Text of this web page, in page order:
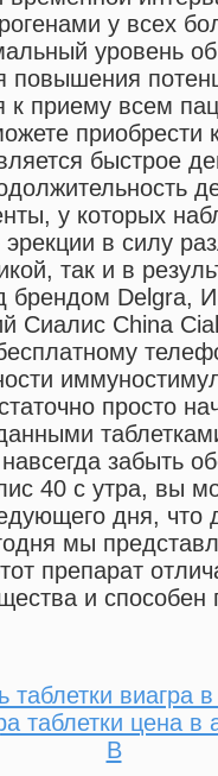
у всех
уровень
повышения
к приему всем
приобрести
быстрое
у которых
в силу
так и в
брендом Delgra,
Сиалис China
просто
забыть
40 с утра, вы
дня, что
мы
препарат
и
таблетки виагра
таблетки цена в
B